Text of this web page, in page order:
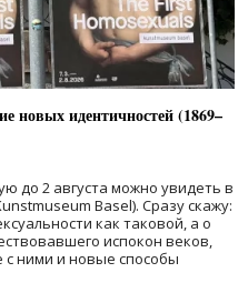
новых идентичностей (1869–
до 2 августа можно увидеть в
Basel). Сразу скажу:
как таковой, а о
испокон веков,
с ними и новые способы